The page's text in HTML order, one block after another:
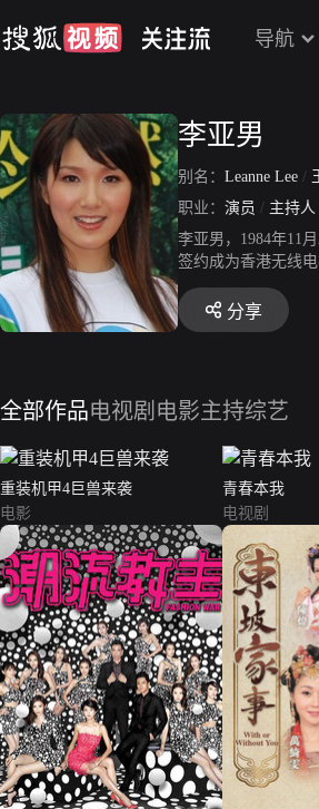
导航
李亚男
别名： Leanne Lee /
职业： 演员 / 主持人
李亚男，1984年11
签约成为香港无线
演的电视剧《叛逃
喜讯。 分享
全部作品电视剧 电影主持综艺
重装机甲4巨兽来袭
电影
青春本我
电视剧